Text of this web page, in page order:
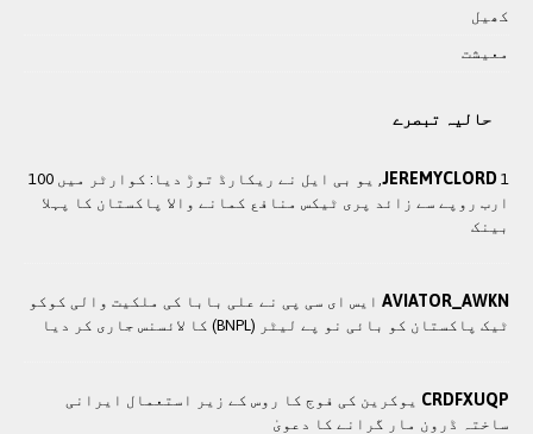
کھيل
معيشت
حالیہ تبصرے
JEREMYCLORD
1, یو بی ایل نے ریکارڈ توڑ دیا: کوارٹر میں 100
ارب روپے سے زائد پری ٹیکس منافع کمانے والا پاکستان کا پہلا
بینک
AVIATOR_AWKN ایس ای سی پی نے علی بابا کی ملکیت والی کوکو
ٹیک پاکستان کو بائی نو پے لیٹر (BNPL) کا لائسنس جاری کر دیا
CRDFXUQP یوکرین کی فوج کا روس کے زیر استعمال ایرانی
ساختہ ڈرون مار گرانے کا دعویٰ